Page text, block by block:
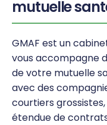
mutuelle
GMAF est un
vous accompagne
de votre mutuelle
avec des
courtiers
étendue de